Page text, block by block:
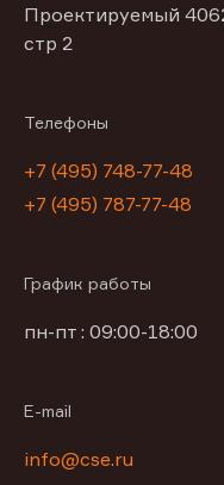
Проектируемый
стр 2
Телефоны
+7 (495) 748-77-48
+7 (495) 787-77-48
График работы
пн-пт : 09:00-18:00
E-mail
info@cse.ru